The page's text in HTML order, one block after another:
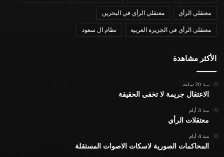
معتقلي الرأي معتقلي الرأي في البحرين
معتقلي الرأي في الجزيرة العربية نظام ال سعود
الأكثر مشاهدة
منذ 20 ساعة
الاعتقال جريمة لا تخفي الحقيقة
منذ 3 أيام
معتقلات الرأي
منذ 4 أيام
المحاكمات الصورية لاسكات الاصوات المستقلة